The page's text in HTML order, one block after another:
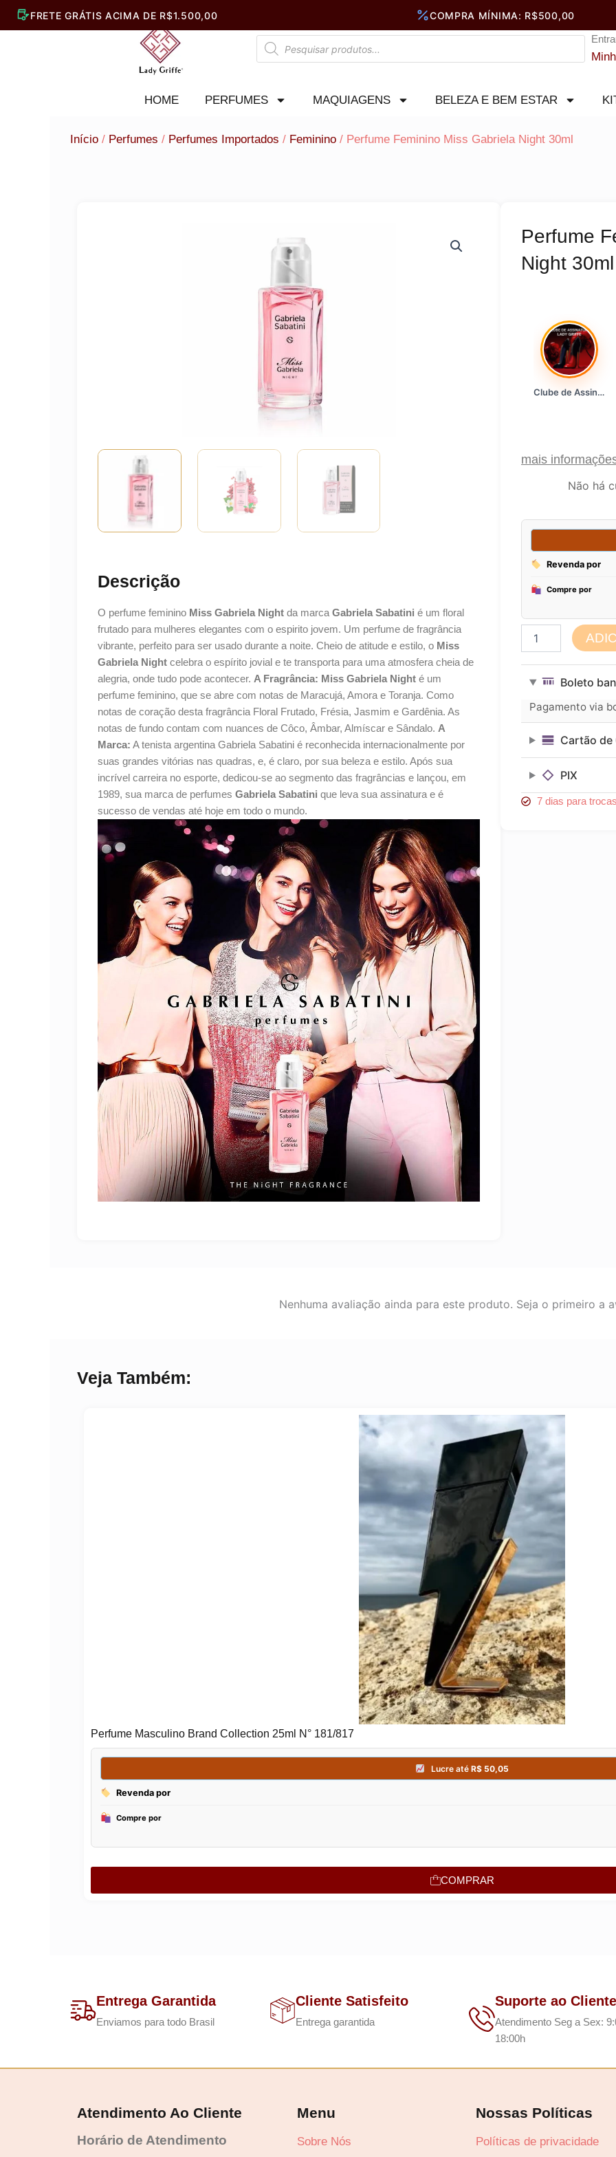
Pesquisar
produtos
HOME PERFUMES MAQUIAGENS BELEZA E BEM ESTAR
Início / Perfumes / Perfumes Importados / Feminino / Perfume Feminino Miss Gabriela Night 30ml
Descrição
O perfume feminino Miss Gabriela Night da marca Gabriela Sabatini é um floral
frutado para mulheres elegantes com o espirito jovem. Um perfume de fragrância
vibrante, perfeito para ser usado durante a noite. Cheio de atitude e estilo, o Miss
Gabriela Night celebra o espírito jovial e te transporta para uma atmosfera cheia de
alegria, onde tudo pode acontecer. A Fragrância: Miss Gabriela Night é um
perfume feminino, que se abre com notas de Maracujá, Amora e Toranja. Como
notas de coração desta fragrância Floral Frutado, Frésia, Jasmim e Gardênia. As
notas de fundo contam com nuances de Côco, Âmbar, Almíscar e Sândalo. A
Marca: A tenista argentina Gabriela Sabatini é reconhecida internacionalmente por
suas grandes vitórias nas quadras, e, é claro, por sua beleza e estilo. Após sua
incrível carreira no esporte, dedicou-se ao segmento das fragrâncias e lançou, em
1989, sua marca de perfumes Gabriela Sabatini que leva sua assinatura e é
sucesso de vendas até hoje em todo o mundo.
Perfume
Night 30ml
Clube de Assinatura Lady Griffe
mais
Não há
Feminino
Night
quantidade
Boleto
Pagamento via
Cartão de
PIX
7 dias para
Nenhuma avaliação ainda para este produto. Seja o primeiro a
Veja Também:
Perfume Masculino Brand Collection 25ml N° 181/817
COMPRAR
Entrega Garantida
Enviamos para todo Brasil
Cliente Satisfeito
Entrega garantida
Suporte ao Cliente
Atendimento Seg a Sex:
18:00h
Atendimento Ao Cliente
Horário de Atendimento
Menu
Sobre Nós
Nossas Políticas
Políticas de privacidade